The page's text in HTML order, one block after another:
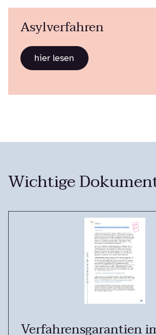
Asylverfahren
hier lesen
Wichtige
Verfahrensgarantien